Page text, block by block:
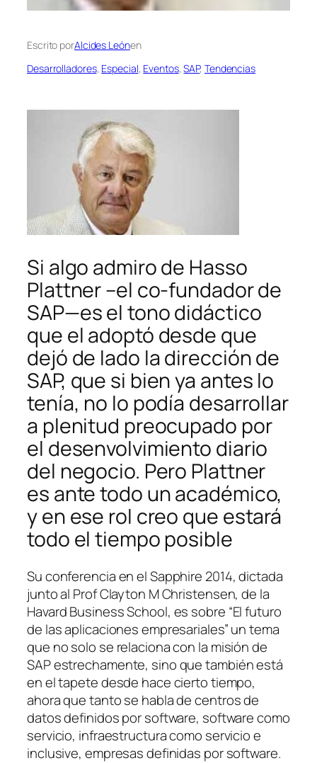
Escrito porAlcides Leónen
Desarrolladores, Especial, Eventos, SAP, Tendencias
Si algo admiro de Hasso
Plattner –el co-fundador de
SAP—es el tono didáctico
que el adoptó desde que
dejó de lado la dirección de
SAP, que si bien ya antes lo
tenía, no lo podía desarrollar
a plenitud preocupado por
el desenvolvimiento diario
del negocio. Pero Plattner
es ante todo un académico,
y en ese rol creo que estará
todo el tiempo posible
Su conferencia en el Sapphire 2014, dictada
junto al Prof Clayton M Christensen, de la
Havard Business School, es sobre “El futuro
de las aplicaciones empresariales” un tema
que no solo se relaciona con la misión de
SAP estrechamente, sino que también está
en el tapete desde hace cierto tiempo,
ahora que tanto se habla de centros de
datos definidos por software, software como
servicio, infraestructura como servicio e
inclusive, empresas definidas por software.